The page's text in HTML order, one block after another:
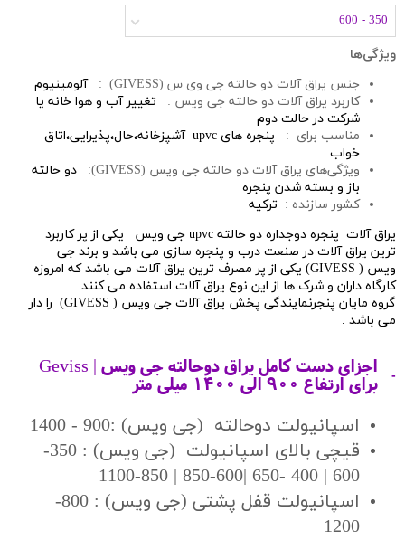
ویژگی‌ها
جنس یراق آلات دو حالته جی وی س (GIVESS) :
آلومینیوم
کاربرد یراق آلات دو حالته جی ویس :
تغییر آب و هوا خانه یا
شرکت در حالت دوم
مناسب برای :
پنجره های upvc آشپزخانه،حال،پذیرایی،اتاق
خواب
ویژگی‌های یراق آلات دو حالته جی ویس (GIVESS):
دو حالته
باز و بسته شدن پنجره
کشور سازنده : ترکیه
یراق آلات پنجره دوجداره دو حالته upvc جی ویس یکی از پر کاربرد
ترین یراق آلات در صنعت درب و پنجره سازی می باشد و برند جی
ویس ( GIVESS) یکی از پر مصرف ترین یراق آلات می باشد که امروزه
کارگاه داران و شرک ها از این نوع یراق آلات استفاده می کنند .
گروه مایان پنجرنمایندگی پخش یراق آلات جی ویس ( GIVESS) را دار
می باشد .
350 - 600
اجزای دست کامل یراق دوحالته جی ویس | Geviss
برای ارتفاع 900 الی 1400 میلی متر
اسپانیولت دوحالته (جی ویس) :900 - 1400
قیچی بالای اسپانیولت (جی ویس) : 350-
600 | 400 -650 |600-850 | 850-1100
اسپانیولت قفل پشتی (جی ویس) : 800-
1200